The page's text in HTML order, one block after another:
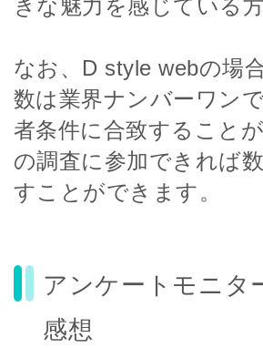
きな魅力を感じている
なお、D style webの場
数は業界ナンバーワン
者条件に合致すること
の調査に参加できれば
すことができます。
アンケートモニタ
感想